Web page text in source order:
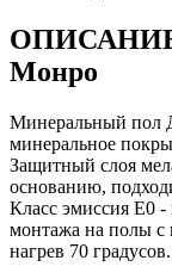
ОПИСАНИЕ
Монро
Минеральный пол
минеральное
Защитный слоя
основанию,
Класс эмиссия Е0 -
монтажа на полы с
нагрев 70 градусов.